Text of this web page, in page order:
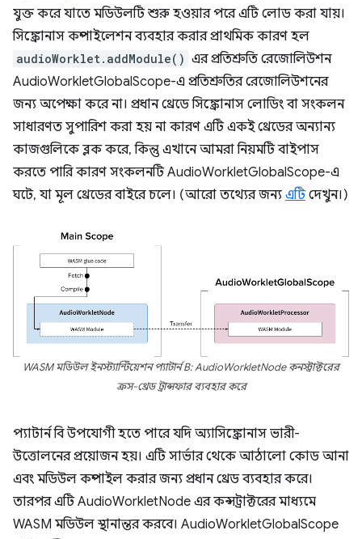
যুক্ত করে যাতে মডিউলটি শুরু হওয়ার পরে এটি লোড করা যায়।
সিঙ্ক্রোনাস কম্পাইলেশন ব্যবহার করার প্রাথমিক কারণ হল
audioWorklet.addModule() এর প্রতিশ্রুতি রেজোলিউশন
AudioWorkletGlobalScope-এ প্রতিশ্রুতির রেজোলিউশনের
জন্য অপেক্ষা করে না। প্রধান থ্রেডে সিঙ্ক্রোনাস লোডিং বা সংকলন
সাধারণত সুপারিশ করা হয় না কারণ এটি একই থ্রেডের অন্যান্য
কাজগুলিকে ব্লক করে, কিন্তু এখানে আমরা নিয়মটি বাইপাস
করতে পারি কারণ সংকলনটি AudioWorkletGlobalScope-এ
ঘটে, যা মূল থ্রেডের বাইরে চলে। (আরো তথ্যের জন্য এটিদেখুন।)
WASM মডিউল ইনস্ট্যান্টিয়েশন প্যাটার্ন B: AudioWorkletNode কনস্ট্রাক্টরের
ক্রস-থ্রেড ট্রান্সফার ব্যবহার করে
প্যাটার্ন বি উপযোগী হতে পারে যদি অ্যাসিঙ্ক্রোনাস ভারী-
উত্তোলনের প্রয়োজন হয়। এটি সার্ভার থেকে আঠালো কোড আনা
এবং মডিউল কম্পাইল করার জন্য প্রধান থ্রেড ব্যবহার করে।
তারপর এটি AudioWorkletNode এর কন্সট্রাক্টরের মাধ্যমে
WASM মডিউল স্থানান্তর করবে। AudioWorkletGlobalScope